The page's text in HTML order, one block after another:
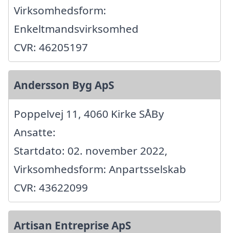
Virksomhedsform:
Enkeltmandsvirksomhed
CVR: 46205197
Andersson Byg ApS
Poppelvej 11, 4060 Kirke SÅBy
Ansatte:
Startdato: 02. november 2022,
Virksomhedsform: Anpartsselskab
CVR: 43622099
Artisan Entreprise ApS